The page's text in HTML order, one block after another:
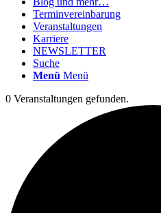
Terminvereinbarung
Veranstaltungen
Karriere
NEWSLETTER
Suche
Menü Menü
0 Veranstaltungen gefunden.